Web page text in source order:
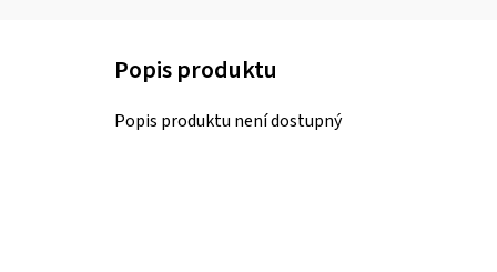
Popis produktu není dostupný